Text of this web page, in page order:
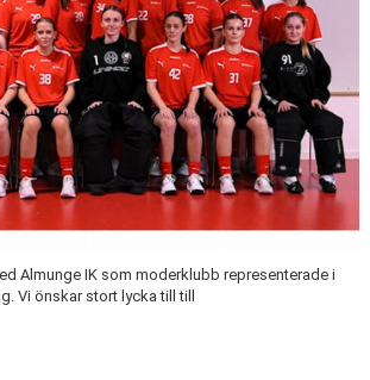
Almunge IK som moderklubb representerade i
Vi önskar stort lycka till till